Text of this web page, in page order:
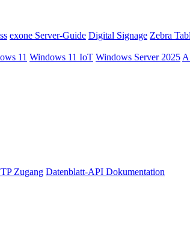
exone Server-Guide Digital Signage Zebra
11 Windows 11 IoT Windows Server 2025
Zugang Datenblatt-API Dokumentation